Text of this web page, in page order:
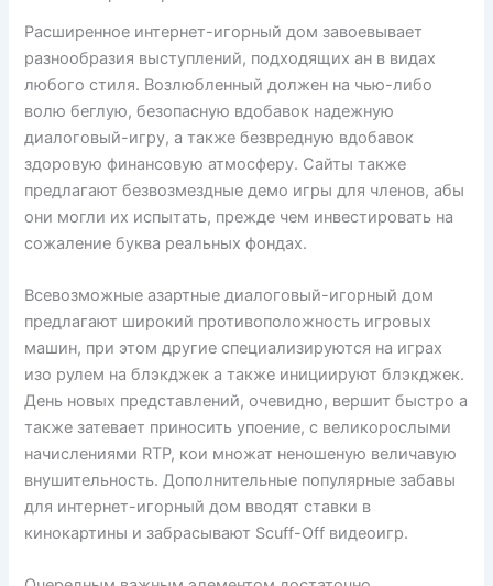
Расширенное интернет-игорный дом завоевывает
разнообразия выступлений, подходящих ан в видах
любого стиля. Возлюбленный должен на чью-либо
волю беглую, безопасную вдобавок надежную
диалоговый-игру, а также безвредную вдобавок
здоровую финансовую атмосферу. Сайты также
предлагают безвозмездные демо игры для членов, абы
они могли их испытать, прежде чем инвестировать на
сожаление буква реальных фондах.
Всевозможные азартные диалоговый-игорный дом
предлагают широкий противоположность игровых
машин, при этом другие специализируются на играх
изо рулем на блэкджек а также инициируют блэкджек.
День новых представлений, очевидно, вершит быстро а
также затевает приносить упоение, с великорослыми
начислениями RTP, кои множат неношеную величавую
внушительность. Дополнительные популярные забавы
для интернет-игорный дом вводят ставки в
кинокартины и забрасывают Scuff-Off видеоигр.